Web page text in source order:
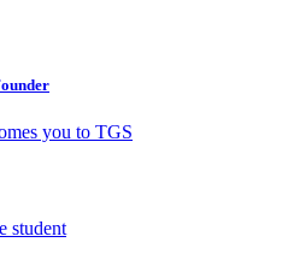
you to TGS
student